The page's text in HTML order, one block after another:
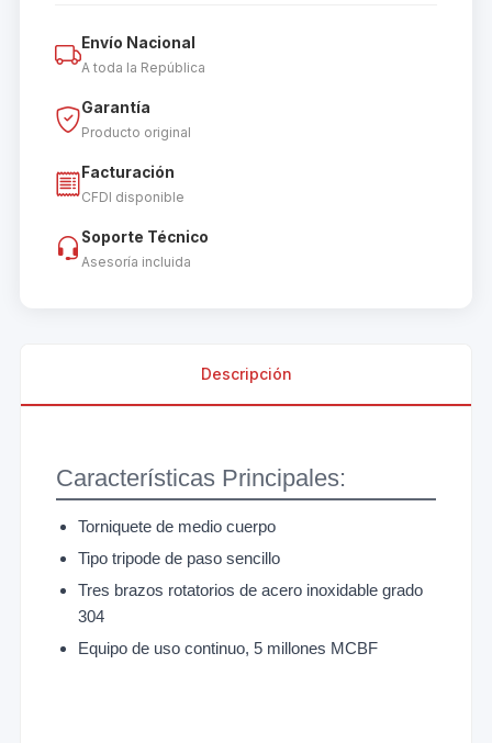
Envío Nacional
A toda la República
Garantía
Producto original
Facturación
CFDI disponible
Soporte Técnico
Asesoría incluida
Descripción
Características Principales:
Torniquete de medio cuerpo
Tipo tripode de paso sencillo
Tres brazos rotatorios de acero inoxidable grado
304
Equipo de uso continuo, 5 millones MCBF